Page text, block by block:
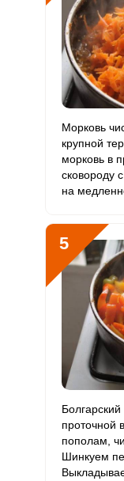
Никель
Рубидий
Селен
Хром
Ванадий
Молибден
Морковь
крупной
морковь в
сковороду
на
5
проточной
пополам,
Шинкуем